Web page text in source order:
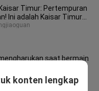
Timur: Pertempuran
Ini adalah Kaisar Timur
saat bermain
konten lengkap